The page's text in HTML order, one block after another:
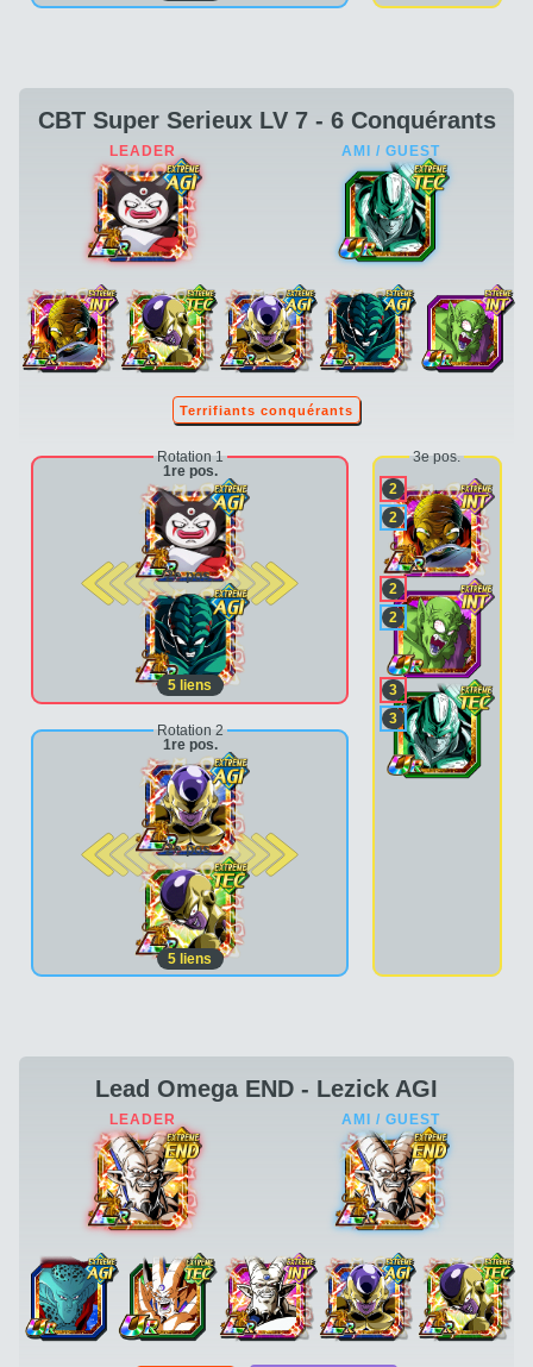
CBT Super Serieux LV 7 - 6 Conquérants
Terrifiants conquérants
Rotation 1
1re pos.
2e pos.
5 liens
Rotation 2
1re pos.
2e pos.
5 liens
3e pos.
2
2
2
2
3
3
Lead Omega END - Lezick AGI